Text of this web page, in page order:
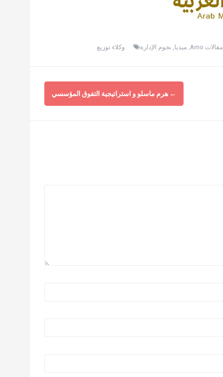
مقالات Amo ميديا نجوم الإدارة وكلاء توزيع
← هرم ماسلو و استراتيجية التفوق المؤسسي